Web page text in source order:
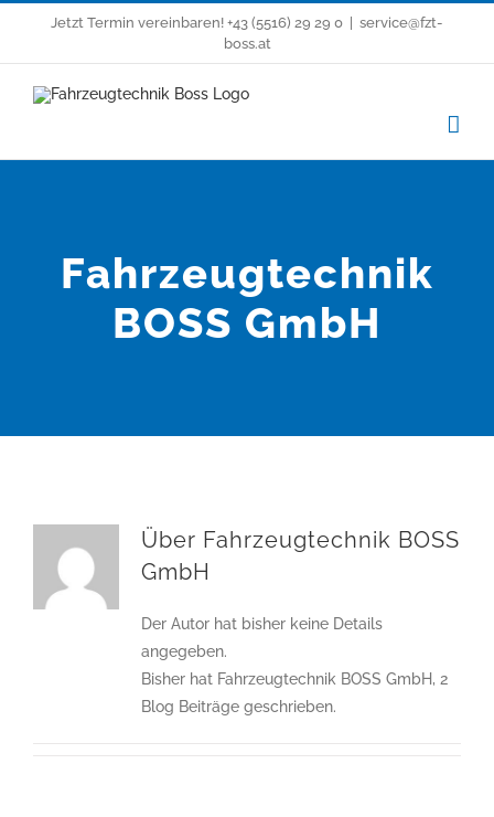
springen
Jetzt Termin vereinbaren! +43 (5516) 29 29 0
service@fzt-
boss.at
Fahrzeugtechnik
BOSS GmbH
Über Fahrzeugtechnik BOSS
GmbH
Der Autor hat bisher keine Details
angegeben.
Bisher hat Fahrzeugtechnik BOSS GmbH, 2
Blog Beiträge geschrieben.